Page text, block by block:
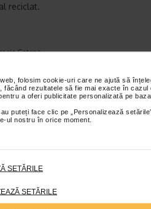
folosim cookie-uri care ne ajută să
rezultatele să fie mai exacte în cazul
a oferi publicitate personalizată pe
puteți face clic pe „Personalizează
ul nostru în orice moment.
SETĂRILE
SETĂRILE
reciclat.
Catena
CATEGORIE
92,70 Lei
74.16 Lei
Plătești 2,
Masca cu biotina